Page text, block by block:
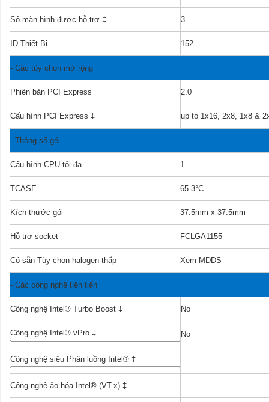
Số màn hình được hỗ trợ ‡ 3
ID Thiết Bị 152
- Các tùy chọn mở rộng
Phiên bản PCI Express 2.0
Cấu hình PCI Express ‡ up to 1x16, 2x8, 1x8 &
- Thông số gói
Cấu hình CPU tối đa 1
TCASE 65.3°C
Kích thước gói 37.5mm x 37.5mm
Hỗ trợ socket FCLGA1155
Có sẵn Tùy chọn halogen thấp Xem MDDS
- Các công nghệ tiên tiến
Công nghệ Intel® Turbo Boost ‡ No
Công nghệ Intel® vPro ‡ No
Công nghệ siêu Phân luồng Intel® ‡
Công nghệ ảo hóa Intel® (VT-x) ‡